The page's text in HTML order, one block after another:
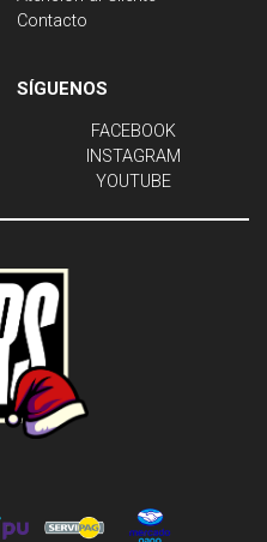
Contacto
SÍGUENOS
FACEBOOK
INSTAGRAM
YOUTUBE